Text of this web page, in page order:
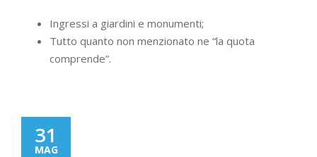
Ingressi a giardini e monumenti;
Tutto quanto non menzionato ne “la quota
comprende”.
31
MAG